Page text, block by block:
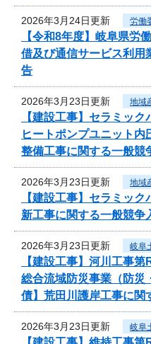
2026年3月24日更新 労働
【令和8年度】岐阜県労
借及び通信サービス利用
告
2026年3月23日更新 地域
【建設工事】セラミッ
ヒートポンプユニット
整備工事に関する一般競
2026年3月23日更新 地域
【建設工事】セラミッ
新工事に関する一般競争
2026年3月23日更新 岐阜
【建設工事】河川工事
総合流域防災事業（防災
債】荒田川護岸工事に関
2026年3月23日更新 岐阜